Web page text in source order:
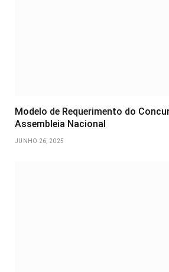
Modelo de Requerimento do
Assembleia Nacional
JUNHO 26, 2025